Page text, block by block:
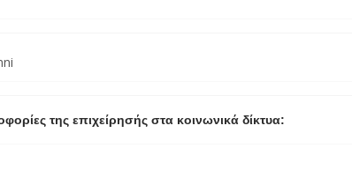
της επιχείρησής στα κοινωνικά δίκτυα: